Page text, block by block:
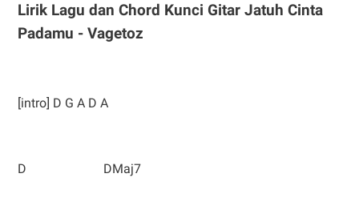
Lirik Lagu dan Chord Kunci Gitar Jatuh Cinta
Padamu - Vagetoz
[intro] D G A D A
D DMaj7